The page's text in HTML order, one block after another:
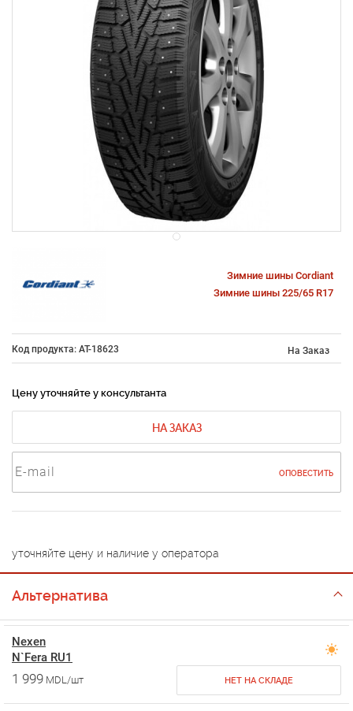
Зимние шины Cordiant
Зимние шины 225/65 R17
Код продукта: AT-18623 На Заказ
Цену уточняйте у консультанта
НА ЗАКАЗ
ОПОВЕСТИТЬ
уточняйте цену и наличие у оператора
Альтернатива
Nexen
N`Fera RU1
1 999 MDL/шт НЕТ НА СКЛАДЕ